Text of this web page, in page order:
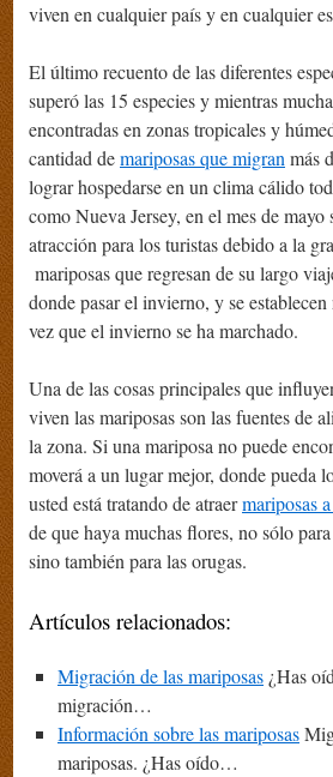
viven en cualquier país y en cualquier
El último recuento de las diferentes
superó las 15 especies y mientras
encontradas en zonas tropicales y
cantidad demariposas que migranmás
lograr hospedarse en un clima cálido
como Nueva Jersey, en el mes de mayo
atracción para los turistas debido a la
mariposas que regresan de su largo
donde pasar el invierno, y se
vez que el invierno se ha marchado.
Una de las cosas principales que
viven las mariposas son las fuentes de
la zona. Si una mariposa no puede
moverá a un lugar mejor, donde pueda
usted está tratando de atraermariposas
de que haya muchas flores, no sólo
sino también para las orugas.
Artículos relacionados:
Migración de las mariposas¿Has
migración…
Información sobre las mariposas
mariposas. ¿Has oído…